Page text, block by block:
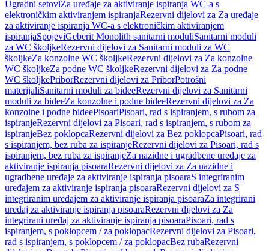
Ugradni setoviZa uređaje za aktiviranje ispiranja WC-a s
elektroničkim aktiviranjem ispiranjaRezervni dijelovi za Za uređaje
za aktiviranje ispiranja WC-a s elektroničkim aktiviranjem
ispiranjaSpojeviGeberit Monolith sanitarni moduliSanitarni moduli
za WC školjkeRezervni dijelovi za Sanitarni moduli za WC
školjkeZa konzolne WC školjkeRezervni dijelovi za Za konzolne
WC školjkeZa podne WC školjkeRezervni dijelovi za Za podne
WC školjkePriborRezervni dijelovi za PriborPotrošni
materijaliSanitarni moduli za bideeRezervni dijelovi za Sanitarni
moduli za bideeZa konzolne i podne bideeRezervni dijelovi za Za
konzolne i podne bideePisoariPisoari, rad s ispiranjem, s rubom za
ispiranjeRezervni dijelovi za Pisoari, rad s ispiranjem, s rubom za
ispiranjeBez poklopcaRezervni dijelovi za Bez poklopcaPisoari, rad
s ispiranjem, bez ruba za ispiranjeRezervni dijelovi za Pisoari, rad s
ispiranjem, bez ruba za ispiranjeZa nazidne i ugradbene uređaje za
aktiviranje ispiranja pisoaraRezervni dijelovi za Za nazidne i
ugradbene uređaje za aktiviranje ispiranja pisoaraS integriranim
uređajem za aktiviranje ispiranja pisoaraRezervni dijelovi za S
integriranim uređajem za aktiviranje ispiranja pisoaraZa integrirani
uređaj za aktiviranje ispiranja pisoaraRezervni dijelovi za Za
integrirani uređaj za aktiviranje ispiranja pisoaraPisoari, rad s
ispiranjem, s poklopcem / za poklopacRezervni dijelovi za Pisoari,
rad s ispiranjem, s poklopcem / za poklopacBez rubaRezervni